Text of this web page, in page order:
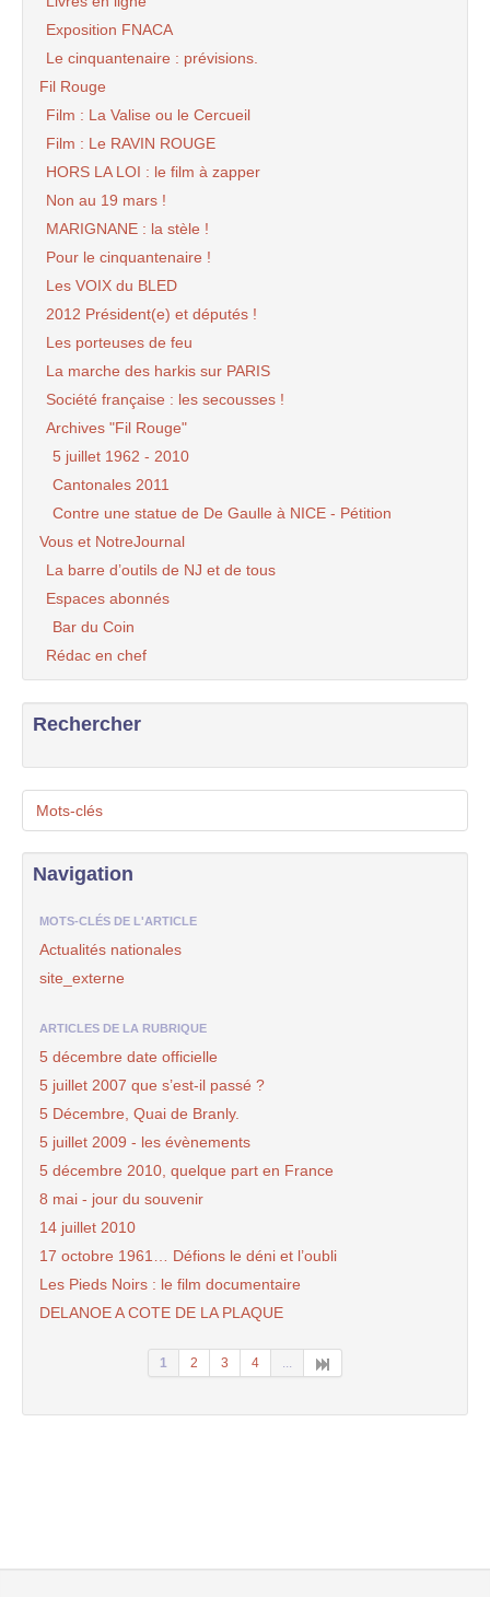
Exposition FNACA
Le cinquantenaire : prévisions.
Fil Rouge
Film : La Valise ou le Cercueil
Film : Le RAVIN ROUGE
HORS LA LOI : le film à zapper
Non au 19 mars !
MARIGNANE : la stèle !
Pour le cinquantenaire !
Les VOIX du BLED
2012 Président(e) et députés !
Les porteuses de feu
La marche des harkis sur PARIS
Société française : les secousses !
Archives "Fil Rouge"
5 juillet 1962 - 2010
Cantonales 2011
Contre une statue de De Gaulle à NICE - Pétition
Vous et NotreJournal
La barre d’outils de NJ et de tous
Espaces abonnés
Bar du Coin
Rédac en chef
Rechercher
Mots-clés
Navigation
MOTS-CLÉS DE L'ARTICLE
Actualités nationales
site_externe
ARTICLES DE LA RUBRIQUE
5 décembre date officielle
5 juillet 2007 que s’est-il passé ?
5 Décembre, Quai de Branly.
5 juillet 2009 - les évènements
5 décembre 2010, quelque part en France
8 mai - jour du souvenir
14 juillet 2010
17 octobre 1961… Défions le déni et l’oubli
Les Pieds Noirs : le film documentaire
DELANOE A COTE DE LA PLAQUE
1 2 3 4 ...